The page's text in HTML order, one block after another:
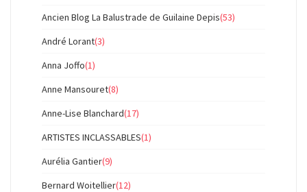
Ancien Blog La Balustrade de Guilaine Depis(53)
André Lorant(3)
Anna Joffo(1)
Anne Mansouret(8)
Anne-Lise Blanchard(17)
ARTISTES INCLASSABLES(1)
Aurélia Gantier(9)
Bernard Woitellier(12)